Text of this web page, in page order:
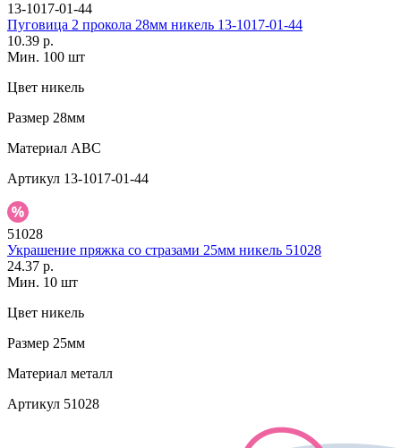
13-1017-01-44
Пуговица 2 прокола 28мм никель 13-1017-01-44
10.39 р.
Мин. 100 шт
Цвет никель
Размер 28мм
Материал АВС
Артикул 13-1017-01-44
51028
Украшение пряжка со стразами 25мм никель 51028
24.37 р.
Мин. 10 шт
Цвет никель
Размер 25мм
Материал металл
Артикул 51028